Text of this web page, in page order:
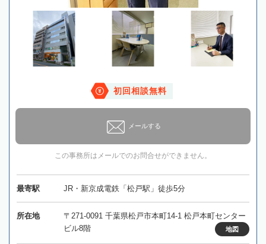
初回相談無料
メールする
この事務所はメールでのお問合せができません。
最寄駅 JR・新京成電鉄「松戸駅」徒歩5分
所在地
〒271-0091 千葉県松戸市本町14-1 松戸本町センター
ビル8階
地図